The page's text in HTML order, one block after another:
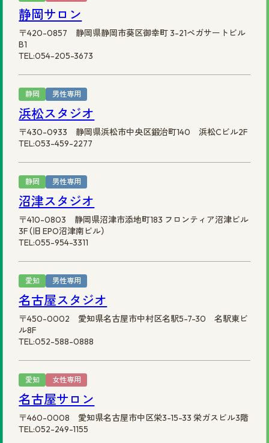
静岡サロン
〒420-0857 静岡県静岡市葵区御幸町 3-21ペガサートビル
B1
TEL:054-205-3673
静岡 男性専用
浜松スタジオ
〒430-0933 静岡県浜松市中央区鍛治町140 浜松Cビル2F
TEL:053-459-2277
静岡 男性専用
沼津スタジオ
〒410-0803 静岡県沼津市添地町183 フロンティア沼津ビル
3F（旧 EPO沼津南ビル）
TEL:055-954-3311
愛知 男性専用
名古屋スタジオ
〒450-0002 愛知県名古屋市中村区名駅5-7-30 名駅東ビ
ル8F
TEL:052-588-0888
愛知 女性専用
名古屋サロン
〒460-0008 愛知県名古屋市中区栄3-15-33 栄ガスビル3階
TEL:052-249-1155